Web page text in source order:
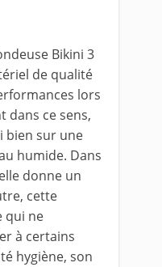
Bikini 3
de qualité
lors
dans ce sens,
bien sur une
humide. Dans
donne un
cette
qui ne
à certains
hygiène, son